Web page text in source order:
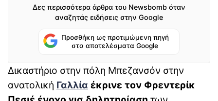
Δες περισσότερα άρθρα του Newsbomb όταν
αναζητάς ειδήσεις στην Google
Προσθήκη ως προτιμώμενη πηγή
στα αποτελέσματα Google
Δικαστήριο στην πόλη Μπεζανσόν στην
ανατολική Γαλλία έκρινε τον Φρεντερίκ